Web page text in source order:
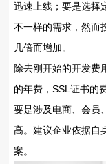
迅速上线；要是选择
不一样的需求，然而
几倍而增加。
除去刚开始的开发费
的年费，SSL证书的
要是涉及电商、会员
高。建议企业依据自
案。